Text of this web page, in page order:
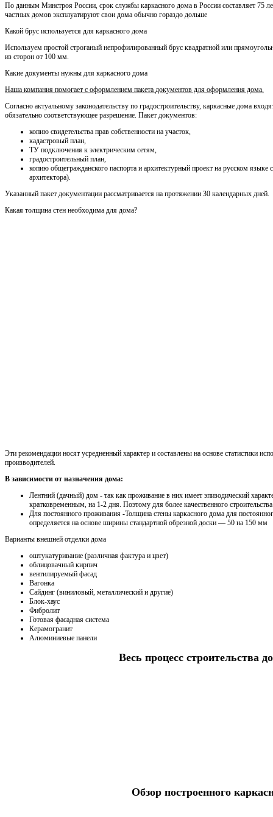
По данным Минстроя России, срок службы каркасного дома в России составляет 75
частных домов эксплуатируют свои дома обычно гораздо дольше
Какой брус используется для каркасного дома
Используем простой строганый непрофилированный брус квадратной или
из сторон от 100 мм.
Какие документы нужны для каркасного дома
Наша компания помогает с оформлением пакета документов для оформления дома.
Согласно актуальному законодательству по градостроительству, каркасные дома
обязательно соответствующее разрешение. Пакет документов:
копию свидетельства прав собственности на участок,
кадастровый план,
ТУ подключения к электрическим сетям,
градостроительный план,
копию общегражданского паспорта и архитектурный проект на русском
архитектора).
Указанный пакет документации рассматривается на протяжении 30 календарных дней.
Какая толщина стен необходима для дома?
Эти рекомендации носят усредненный характер и составлены на основе статистики
производителей.
В зависимости от назначения дома:
Лентний (дачный) дом - так как проживание в них имеет эпизодический
кратковременным, на 1-2 дня. Поэтому для более качественного
Для постоянного проживания -Толщина стены каркасного дома для
определяется на основе ширины стандартной обрезной доски — 50 на 150 мм
Варианты внешней отделки дома
оштукатуривание (различная фактура и цвет)
облицовачный кирпич
вентилируемый фасад
Вагонка
Сайдинг (виниловый, металлический и другие)
Блок-хаус
Фибролит
Готовая фасадная система
Керамогранит
Алюминиевые панели
Весь процесс строительства
Обзор построенного